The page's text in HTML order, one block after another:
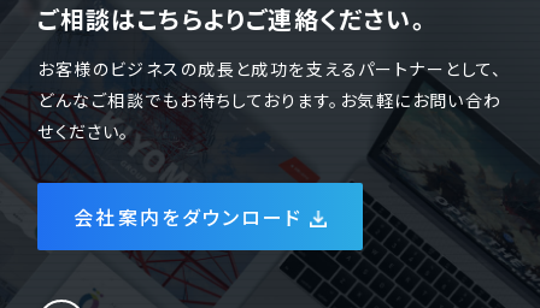
ご相談はこちらよりご連絡ください。
お客様のビジネスの成長と成功を支えるパートナーとして、
どんなご相談でもお待ちしております。お気軽にお問い合わ
せください。
会社案内をダウンロード